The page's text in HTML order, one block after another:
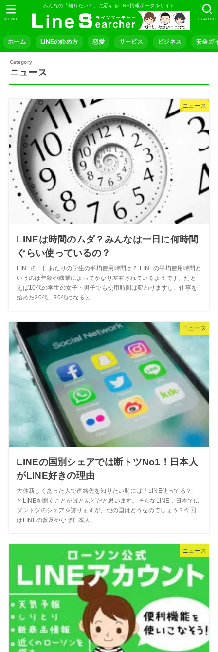
みんなの「知りたい！」に応えるLINE情報ポータルサイト
ホーム LINEの始め方 恋愛 サービス ビジネス 安全ガ
SEARCH
MENU
ニュース
ニュース
LINEは時間のムダ？みんなは一日に何時間
ぐらい使っているの？
LINEの一日あたりの学生の平均使用時間は？ LINEの平均使用時間と
いうのは年齢や職業によってかなり左右されているようです。たと
えば10代の学生の女子・男子でも使用時間は変わりますし、仕事を
始めた20代、30代になると...
ニュース
LINEの国別シェアでは断トツNo1！日本人
がLINE好きの理由
大体新しくあった人で連絡先を知りたい時には「LINE使ってる？」
とLINEを聞くことがほとんどだと思います。そんなLINE，日本では
ダントツのシェアを誇りますが、他の国はどうなのでしょう？今回
はLINEの普及やなぜ日本人...
ニュース